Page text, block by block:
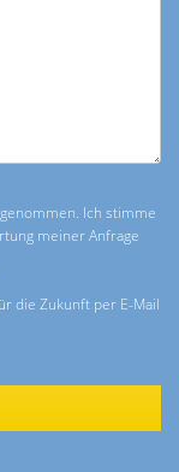
Ich stimme
meiner Anfrage
die Zukunft per E-Mail